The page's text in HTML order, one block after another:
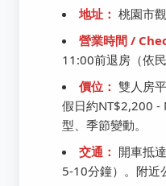
地址： 桃園市
營業時間 /
11:00前退房（依民
價位： 雙人房
假日約NT$2,200 -
型、季節變動。
交通： 開車抵
5-10分鐘）。附近